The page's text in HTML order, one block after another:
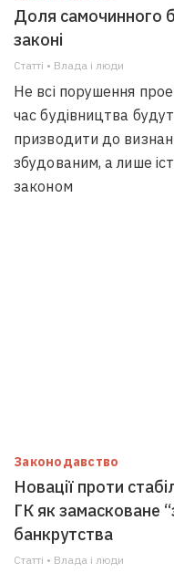
Доля самочинного
законі
Статті • Влада i люди
Не всі порушення
час будівництва
призводити до
збудованим, а лише
законом
Законодавство
Новації проти
ГК як замасковане
банкрутства
Статті • Влада i люди